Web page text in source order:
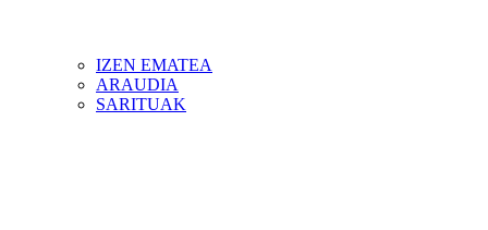
IZEN EMATEA
ARAUDIA
SARITUAK